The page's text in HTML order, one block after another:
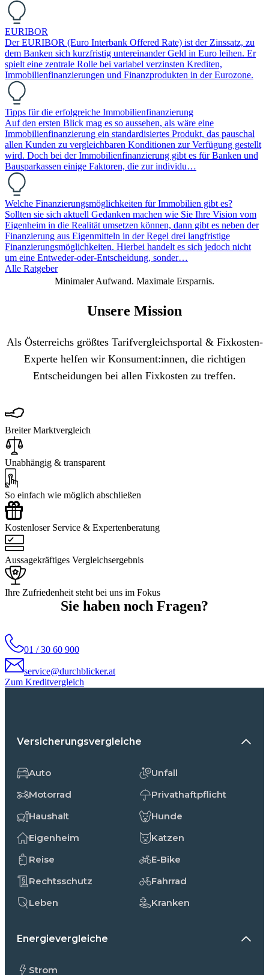
EURIBOR
Der EURIBOR (Euro Interbank Offered Rate) ist der Zinssatz, zu
dem Banken sich kurzfristig untereinander Geld in Euro leihen. Er
spielt eine zentrale Rolle bei variabel verzinsten Krediten,
Immobilienfinanzierungen und Finanzprodukten in der Eurozone.
Tipps für die erfolgreiche Immobilienfinanzierung
Auf den ersten Blick mag es so aussehen, als wäre eine
Immobilienfinanzierung ein standardisiertes Produkt, das pauschal
allen Kunden zu vergleichbaren Konditionen zur Verfügung gestellt
wird. Doch bei der Immobilienfinanzierung gibt es für Banken und
Bausparkassen einige Faktoren, die zur individu…
Welche Finanzierungsmöglichkeiten für Immobilien gibt es?
Sollten sie sich aktuell Gedanken machen wie Sie Ihre Vision vom
Eigenheim in die Realität umsetzen können, dann gibt es neben der
Finanzierung aus Eigenmitteln in der Regel drei langfristige
Finanzierungsmöglichkeiten. Hierbei handelt es sich jedoch nicht
um eine Entweder-oder-Entscheidung, sonder…
Alle Ratgeber
Minimaler Aufwand. Maximale Ersparnis.
Unsere Mission
Als Österreichs größtes Tarifvergleichsportal & Fixkosten-
Experte helfen wir Konsument:innen, die richtigen
Entscheidungen bei allen Fixkosten zu treffen.
Breiter Marktvergleich
Unabhängig & transparent
So einfach wie möglich abschließen
Kostenloser Service & Expertenberatung
Aussagekräftiges Vergleichsergebnis
Ihre Zufriedenheit steht bei uns im Fokus
Sie haben noch Fragen?
01 / 30 60 900
service@durchblicker.at
Zum Kreditvergleich
Versicherungsvergleiche
Auto
Motorrad
Haushalt
Eigenheim
Reise
Rechtsschutz
Leben
Unfall
Privathaftpflicht
Hunde
Katzen
E-Bike
Fahrrad
Kranken
Energievergleiche
Strom